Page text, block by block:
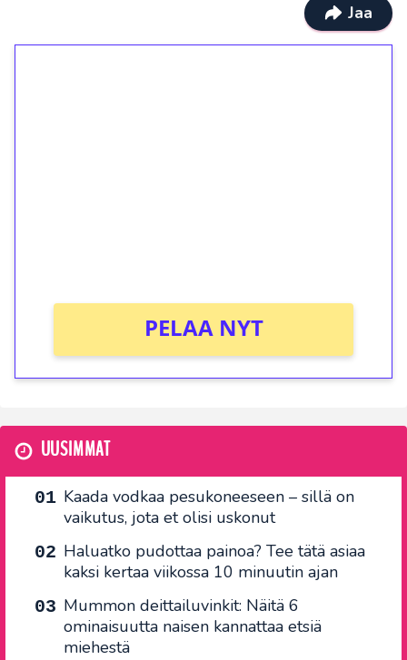
Jaa
PELAA NYT
UUSIMMAT
Kaada vodkaa pesukoneeseen – sillä on
vaikutus, jota et olisi uskonut
Haluatko pudottaa painoa? Tee tätä asiaa
kaksi kertaa viikossa 10 minuutin ajan
Mummon deittailuvinkit: Näitä 6
ominaisuutta naisen kannattaa etsiä
miehestä